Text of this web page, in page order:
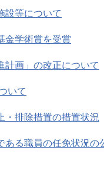
設等について
金学術賞を受賞
計画」の改正について
いて
・排除措置の措置状況
る職員の任免状況の